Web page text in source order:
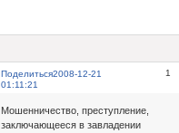
Поделиться 1
2008-12-21
01:11:21
Мошенничество, преступление,
заключающееся в завладении